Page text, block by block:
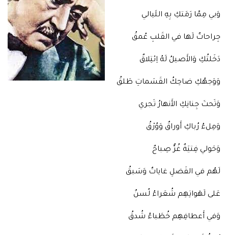
وَبي مِمّا رَمَتكِ بِهِ اللَيالي
جِراحاتٌ لَها في القَلبِ عُمقُ
دَخَلتُكِ وَالأَصيلُ لَهُ اِئتِلاقٌ
وَوَجهُكِ ضاحِكُ القَسَماتِ طَلقُ
وَتَحتَ جِنانِكِ الأَنهارُ تَجري
وَمِلءُ رُباكِ أَوراقٌ وَوُرْقُ
وَحَولي فِتيَةٌ غُرٌّ صِباحٌ
لَهُم في الفَضلِ غاياتٌ وَسَبقُ
عَلى لَهَواتِهِم شُعَراءُ لُسنٌ
وَفي أَعطافِهِم خُطَباءُ شُدقُ